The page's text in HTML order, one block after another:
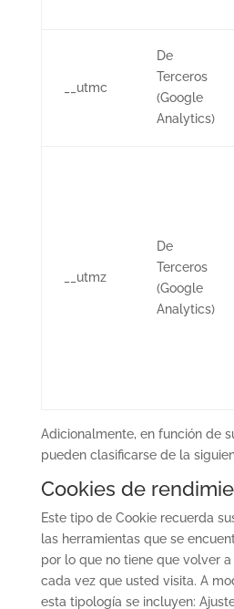
__utmc
De
Terceros
(Google
Analytics)
__utmz
De
Terceros
(Google
Analytics)
Adicionalmente, en función de
pueden clasificarse de la
Cookies de
Este tipo de Cookie recuerda
las herramientas que se
por lo que no tiene que volver
cada vez que usted visita. A
esta tipología se incluyen: